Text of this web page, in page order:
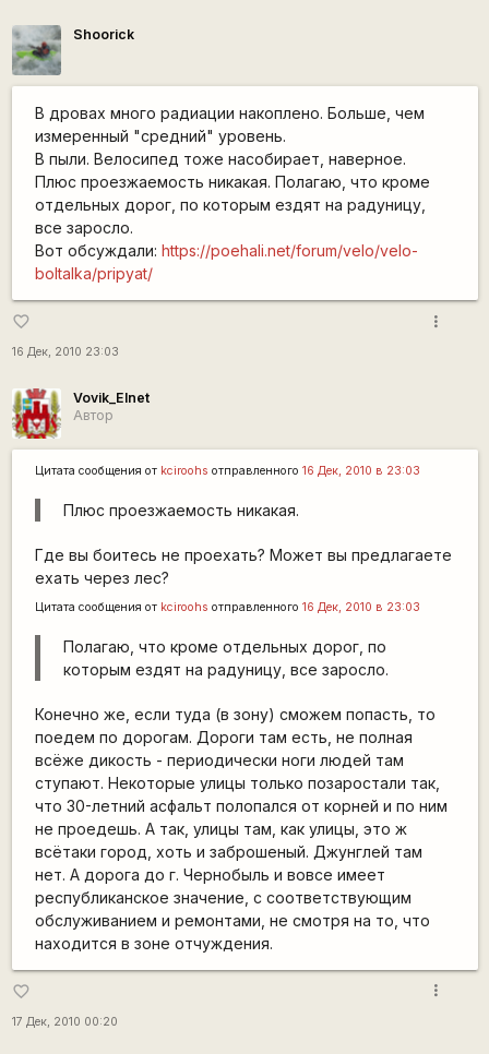
Shoorick
В дровах много радиации накоплено. Больше, чем
измеренный "средний" уровень.
В пыли. Велосипед тоже насобирает, наверное.
Плюс проезжаемость никакая. Полагаю, что кроме
отдельных дорог, по которым ездят на радуницу,
все заросло.
Вот обсуждали: https://poehali.net/forum/velo/velo-
boltalka/pripyat/
favorite_border
16 Дек, 2010 23:03
more_vert
Vovik_Elnet
Автор
Цитата сообщения от kciroohs отправленного 16 Дек, 2010 в 23:03
Плюс проезжаемость никакая.
Где вы боитесь не проехать? Может вы предлагаете
ехать через лес?
Цитата сообщения от kciroohs отправленного 16 Дек, 2010 в 23:03
Полагаю, что кроме отдельных дорог, по
которым ездят на радуницу, все заросло.
Конечно же, если туда (в зону) сможем попасть, то
поедем по дорогам. Дороги там есть, не полная
всёже дикость - периодически ноги людей там
ступают. Некоторые улицы только позаростали так,
что 30-летний асфальт полопался от корней и по ним
не проедешь. А так, улицы там, как улицы, это ж
всётаки город, хоть и заброшеный. Джунглей там
нет. А дорога до г. Чернобыль и вовсе имеет
республиканское значение, с соответствующим
обслуживанием и ремонтами, не смотря на то, что
находится в зоне отчуждения.
favorite_border
17 Дек, 2010 00:20
more_vert